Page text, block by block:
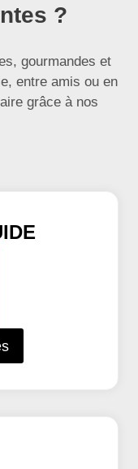
?
gourmandes et
entre amis ou en
grâce à nos